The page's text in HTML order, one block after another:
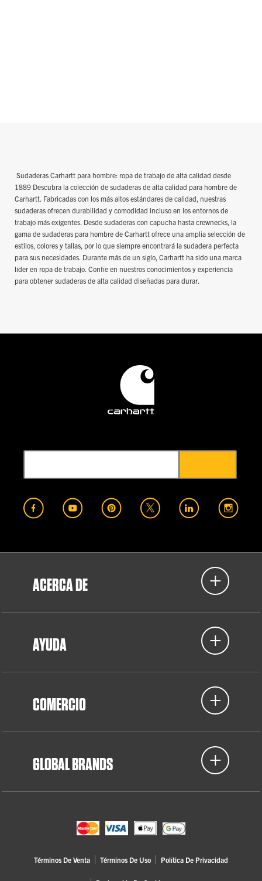
Sudaderas Carhartt para hombre: ropa de trabajo de alta calidad desde
1889 Descubra la colección de sudaderas de alta calidad para hombre de
Carhartt. Fabricadas con los más altos estándares de calidad, nuestras
sudaderas ofrecen durabilidad y comodidad incluso en los entornos de
trabajo más exigentes. Desde sudaderas con capucha hasta crewnecks, la
gama de sudaderas para hombre de Carhartt ofrece una amplia selección de
estilos, colores y tallas, por lo que siempre encontrará la sudadera perfecta
para sus necesidades. Durante más de un siglo, Carhartt ha sido una marca
líder en ropa de trabajo. Confíe en nuestros conocimientos y experiencia
para obtener sudaderas de alta calidad diseñadas para durar.
ACERCA DE
AYUDA
COMERCIO
GLOBAL BRANDS
Términos De Venta Términos De Uso Política De Privacidad